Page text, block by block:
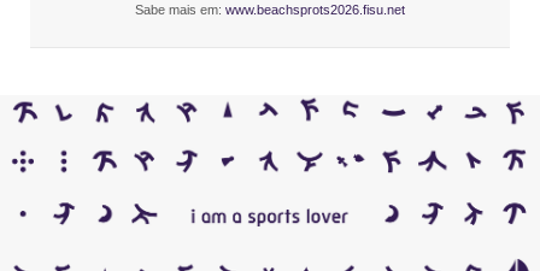
Sabe mais em: www.beachsprots2026.fisu.net